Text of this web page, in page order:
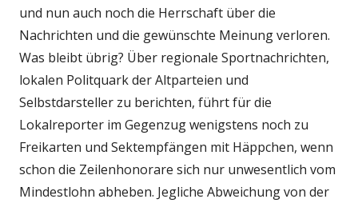
und nun auch noch die Herrschaft über die
Nachrichten und die gewünschte Meinung verloren.
Was bleibt übrig? Über regionale Sportnachrichten,
lokalen Politquark der Altparteien und
Selbstdarsteller zu berichten, führt für die
Lokalreporter im Gegenzug wenigstens noch zu
Freikarten und Sektempfängen mit Häppchen, wenn
schon die Zeilenhonorare sich nur unwesentlich vom
Mindestlohn abheben. Jegliche Abweichung von der